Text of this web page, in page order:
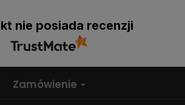
nie posiada recenzji
Zamówienie